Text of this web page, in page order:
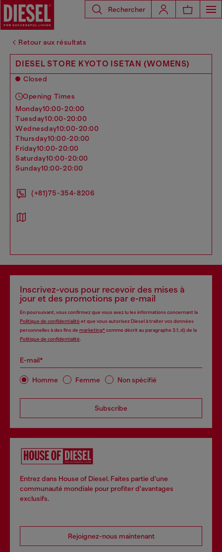
Rechercher
Retour aux résultats
DIESEL STORE KYOTO ISETAN (WOMENS)
Closed
Opening Times
monday10:00-20:00
tuesday10:00-20:00
wednesday10:00-20:00
thursday10:00-20:00
friday10:00-20:00
saturday10:00-20:00
sunday10:00-20:00
(+81)75-354-8206
Inscrivez-vous pour recevoir des mises à
jour et des promotions par e-mail
En poursuivant, vous confirmez que vous avez lu les informations concernant la
Politique de confidentialité et que vous autorisez Diesel à traiter vos données
personnelles à des fins de marketing*comme décrit au paragraphe 3.1, d) de la
Politique de confidentialité
E-mail*
Homme Femme Non spécifié
Subscribe
Entrez dans House of Diesel. Faites partie d'une
communauté mondiale pour profiter d'avantages
exclusifs.
Rejoignez-nous maintenant